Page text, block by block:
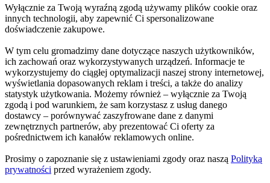
Wyłącznie za Twoją wyraźną zgodą używamy plików cookie oraz
innych technologii, aby zapewnić Ci spersonalizowane
doświadczenie zakupowe.
W tym celu gromadzimy dane dotyczące naszych użytkowników,
ich zachowań oraz wykorzystywanych urządzeń. Informacje te
wykorzystujemy do ciągłej optymalizacji naszej strony internetowej,
wyświetlania dopasowanych reklam i treści, a także do analizy
statystyk użytkowania. Możemy również – wyłącznie za Twoją
zgodą i pod warunkiem, że sam korzystasz z usług danego
dostawcy – porównywać zaszyfrowane dane z danymi
zewnętrznych partnerów, aby prezentować Ci oferty za
pośrednictwem ich kanałów reklamowych online.
Prosimy o zapoznanie się z ustawieniami zgody oraz naszą Polityką
prywatności przed wyrażeniem zgody.